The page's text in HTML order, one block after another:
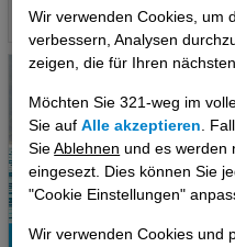
Wir verwenden Cookies, um
verbessern, Analysen
zeigen, die für Ihren
Möchten Sie 321-weg im
Sie aufAlle akzeptieren .
SieAblehnen und es werden
eingesezt. Dies können Sie
"Cookie Einstellungen"
Wir verwenden Cookies und